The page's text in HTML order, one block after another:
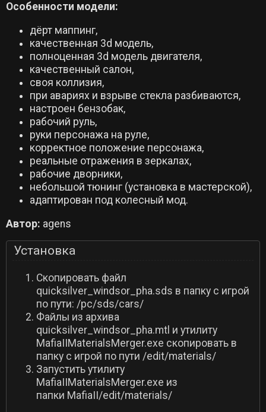
Особенности модели:
дёрт маппинг,
качественная 3d модель,
полноценная 3d модель двигателя,
качественный салон,
своя коллизия,
при авариях и взрыве стекла разбиваются,
настроен бензобак,
рабочий руль,
руки персонажа на руле,
корректное положение персонажа,
реальные отражения в зеркалах,
рабочие дворники,
небольшой тюнинг (установка в мастерской),
адаптирован под колесный мод.
Автор: agens
Установка
Cкопировать файл
quicksilver_windsor_pha.sds в папку с игрой
по пути: /pc/sds/cars/
Файлы из архива
quicksilver_windsor_pha.mtl и утилиту
MafiaIIMaterialsMerger.exe скопировать в
папку с игрой по пути /edit/materials/
Запустить утилиту
MafiaIIMaterialsMerger.exe из
папки MafiaII/edit/materials/